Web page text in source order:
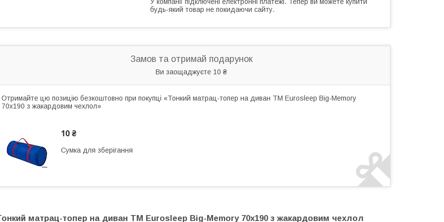
будь-який товар не покидаючи сайту.
Замов та отримай подарунок
Ви заощаджуєте 10 ₴
Отримайте цю позицію безкоштовно при покупці «Тонкий матрац-топер на диван TM Eurosleep Big-Memory
70x190 з жакардовим чехлол»
10 ₴
Сумка для зберігання
матрац-топер на диван TM Eurosleep Big-Memory 70x190 з жакардовим чехлол